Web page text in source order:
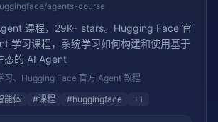
agents-course
课程，29K+ stars。Hugging Face 官
学习课程，系统学习如何构建和使用基于
态的 AI Agent
习、Hugging Face 官方 Agent 教程
能体 #课程 #huggingface +1